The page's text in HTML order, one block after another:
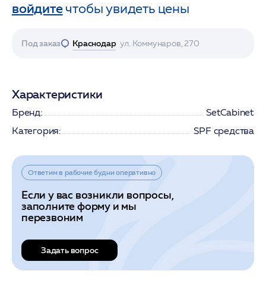
войдитечтобы увидеть цены
Под заказ Краснодар ул. Коммунаров, 270
Характеристики
Бренд:
SetCabinet
Категория:
SPF средства
Ответим в рабочие будни оперативно
Если у вас возникли вопросы,
заполните форму и мы
перезвоним
Задать вопрос